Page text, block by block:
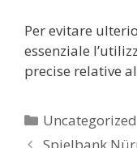
Per evitare
essenziale
precise relative
Kategorier
Uncategorized